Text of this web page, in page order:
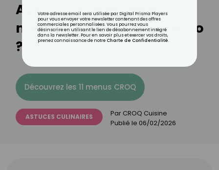
Avec quoi se marie le
mieux les épices à colombo
?
Découvrez les 11 menus CROQ
ASTUCES CULINAIRES Par CROQ Cuisine
Publié le 06/02/2026
Votre adresse email sera utilisée par Digital Prisma Players
pour vous envoyer votre newsletter contenant des offres
commerciales personnalisées. Vous pourrez vous
désinscrire en utilisant le lien de désabonnement intégré
dans la newsletter. Pour en savoir plus et exercer vos droits,
prenez connaissance de notre Charte de Confidentialité.